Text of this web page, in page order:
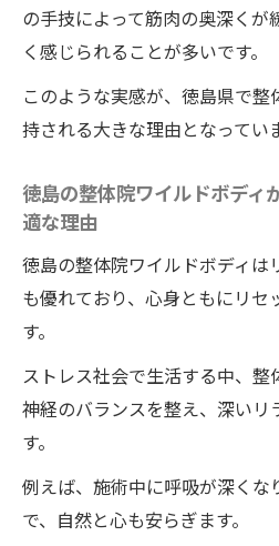
の効果を体感
リラクゼーション整体
整体院ワイルドボデ
シュ感の秘密
れるポイント
の手技によって筋肉の奥深く
く感じられることが多いです。
このような実感が、徳島県で
持される大きな理由となってい
徳島の整体院ワイルドボディ
適な理由
徳島の整体院ワイルドボディは
も優れており、心身ともにリセ
す。
ストレス社会で生活する中、
神経のバランスを整え、深いリ
す。
例えば、施術中に呼吸が深くな
で、自然と心も安らぎます。